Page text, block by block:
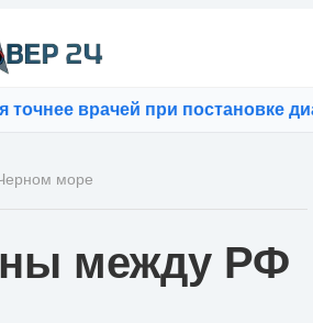
врачей при постановке
море
между РФ